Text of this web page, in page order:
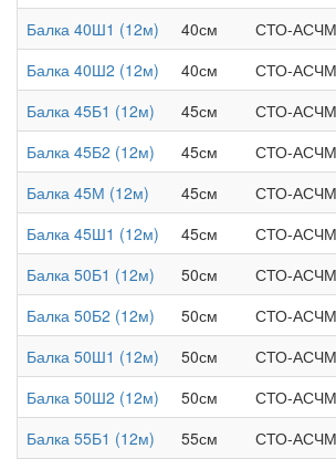
Балка 40Ш1 (12м)
40см СТО-АСЧМ
Балка 40Ш2 (12м)
40см СТО-АСЧМ
Балка 45Б1 (12м)
45см СТО-АСЧМ
Балка 45Б2 (12м)
45см СТО-АСЧМ
Балка 45М (12м)
45см СТО-АСЧМ
Балка 45Ш1 (12м)
45см СТО-АСЧМ
Балка 50Б1 (12м)
50см СТО-АСЧМ
Балка 50Б2 (12м)
50см СТО-АСЧМ
Балка 50Ш1 (12м)
50см СТО-АСЧМ
Балка 50Ш2 (12м)
50см СТО-АСЧМ
Балка 55Б1 (12м)
55см СТО-АСЧМ